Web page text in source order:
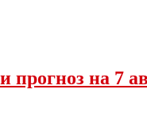
на 7